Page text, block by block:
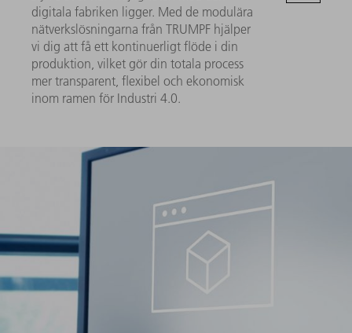
digitala fabriken ligger. Med de modulära
nätverkslösningarna från TRUMPF hjälper
vi dig att få ett kontinuerligt flöde i din
produktion, vilket gör din totala process
mer transparent, flexibel och ekonomisk
inom ramen för Industri 4.0.